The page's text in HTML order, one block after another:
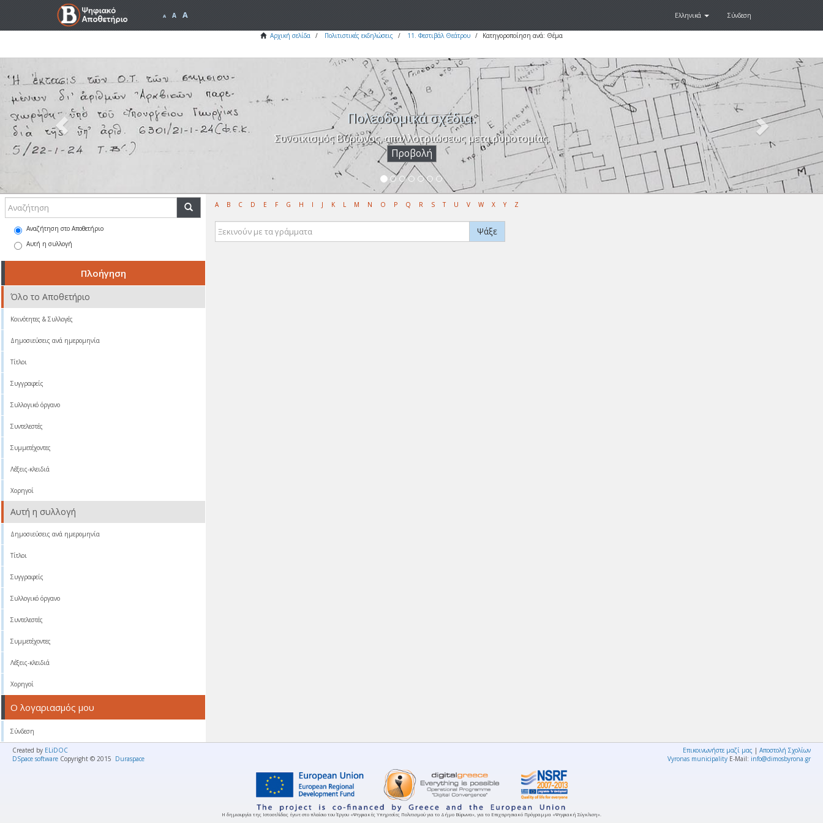
A A A Ελληνικά Σύνδεση
Αρχική σελίδα Πολιτιστικές εκδηλώσεις 11. Φεστιβάλ Θεάτρου Κατηγοροποίηση ανά: Θέμα
Πολεοδομικά σχέδια.
Συνοικισμός Βύρωνος, απαλλοτριώσεως μετα ρυμοτομίας.
Προβολή
Next
A B C D E F G H I J K L M N O P Q R S T U V W X Y Z
Ψάξε
Αναζήτηση στο Αποθετήριο
Αυτή η συλλογή
Πλοήγηση
Όλο το Αποθετήριο
Κοινότητες & Συλλογές
Δημοσιεύσεις ανά ημερομηνία
Τίτλοι
Συγγραφείς
Συλλογικό όργανο
Συντελεστές
Συμμετέχοντες
Λέξεις-κλειδιά
Χορηγοί
Αυτή η συλλογή
Δημοσιεύσεις ανά ημερομηνία
Τίτλοι
Συγγραφείς
Συλλογικό όργανο
Συντελεστές
Συμμετέχοντες
Λέξεις-κλειδιά
Χορηγοί
Ο λογαριασμός μου
Σύνδεση
Επικοινωνήστε μαζί μας | Αποστολή Σχολίων
Vyronas municipality E-Mail: info@dimosbyrona.gr
Created by ELiDOC
DSpace software Copyright © 2015 Duraspace
Η δημιουργία της Ιστοσελίδας έγινε στο πλαίσιο του Έργου «Ψηφιακές Υπηρεσίες Πολιτισμού για το Δήμο Βύρωνα», για το Επιχειρησιακό Πρόγραμμα «Ψηφιακή Σύγκλιση».